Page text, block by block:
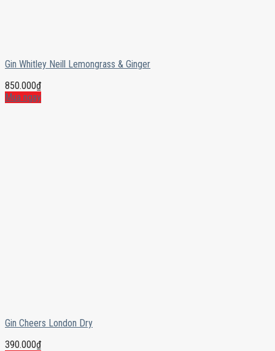
Gin Whitley Neill Lemongrass & Ginger
850.000₫
Mua ngay
Gin Cheers London Dry
390.000₫